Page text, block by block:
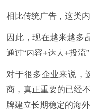
相比传统广告，这类
因此，现在越来越多
通过“内容+达人+投流
对于很多企业来说，
商，真正重要的已经
牌建立长期稳定的海